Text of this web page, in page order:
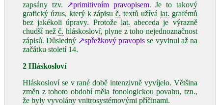
zapsány tzv.
↗primitivním pravopisem. Je to takový
grafický úzus, který k zápisuč. textů užívá lat. grafémů
bez jakékoli úpravy. Protože lat. abeceda je výrazně
chudší nežč. hláskosloví, plyne z toho nejednoznačnost
zápisů. Důsledný ↗spřežkový pravopis se vyvinul až na
začátku století 14.
2 Hláskosloví
Hláskosloví se v rané době intenzivně vyvíjelo. Většina
změn z tohoto období měla fonologickou povahu, tzn.,
že byly vyvolány vnitrosystémovými příčinami.